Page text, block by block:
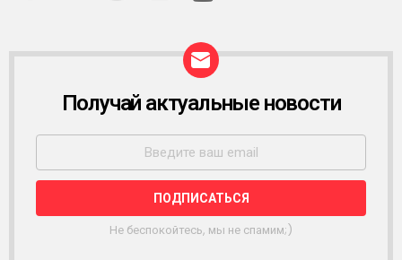
С
Ы
Л
К
Получай актуальные новости
Не беспокойтесь, мы не спамим;)